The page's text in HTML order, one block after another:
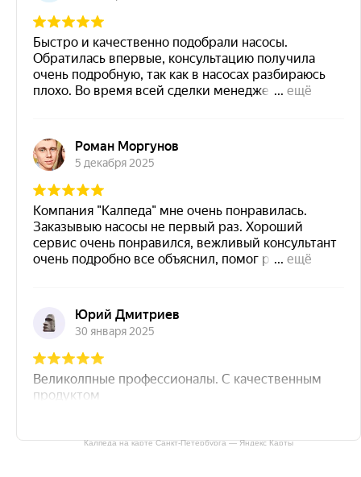
Калпеда на карте Санкт‑Петербурга — Яндекс Карты